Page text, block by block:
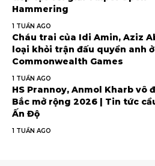
Hammering
1 TUẦN AGO
Cháu trai của Idi Amin, Aziz
loại khỏi trận đấu quyền anh ở
Commonwealth Games
1 TUẦN AGO
HS Prannoy, Anmol Kharb vô
Bắc mở rộng 2026 | Tin tức
Ấn Độ
1 TUẦN AGO